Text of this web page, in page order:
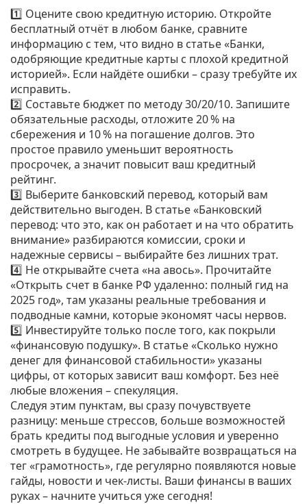
1️⃣ Оцените свою кредитную историю. Откройте
бесплатный отчёт в любом банке, сравните
информацию с тем, что видно в статье «Банки,
одобряющие кредитные карты с плохой кредитной
историей». Если найдёте ошибки – сразу требуйте их
исправить.
2️⃣ Составьте бюджет по методу 30/20/10. Запишите
обязательные расходы, отложите 20 % на
сбережения и 10 % на погашение долгов. Это
простое правило уменьшит вероятность
просрочек, а значит повысит ваш кредитный
рейтинг.
3️⃣ Выберите банковский перевод, который вам
действительно выгоден. В статье «Банковский
перевод: что это, как он работает и на что обратить
внимание» разбираются комиссии, сроки и
надежные сервисы – выбирайте без лишних трат.
4️⃣ Не открывайте счета «на авось». Прочитайте
«Открыть счет в банке РФ удаленно: полный гид на
2025 год», там указаны реальные требования и
подводные камни, которые экономят часы нервов.
5️⃣ Инвестируйте только после того, как покрыли
«финансовую подушку». В статье «Сколько нужно
денег для финансовой стабильности» указаны
цифры, от которых зависит ваш комфорт. Без неё
любые вложения – спекуляция.
Следуя этим пунктам, вы сразу почувствуете
разницу: меньше стрессов, больше возможностей
брать кредиты под выгодные условия и уверенно
смотреть в будущее. Не забывайте возвращаться на
тег «грамотность», где регулярно появляются новые
гайды, новости и чек‑листы. Ваши финансы в ваших
руках – начните учиться уже сегодня!